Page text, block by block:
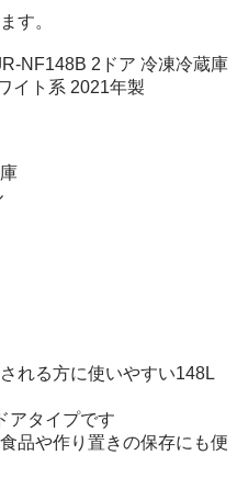
す。
NF148B 2ドア 冷凍冷蔵庫
イト系 2021年製
れる方に使いやすい148L
アタイプです
品や作り置きの保存にも便